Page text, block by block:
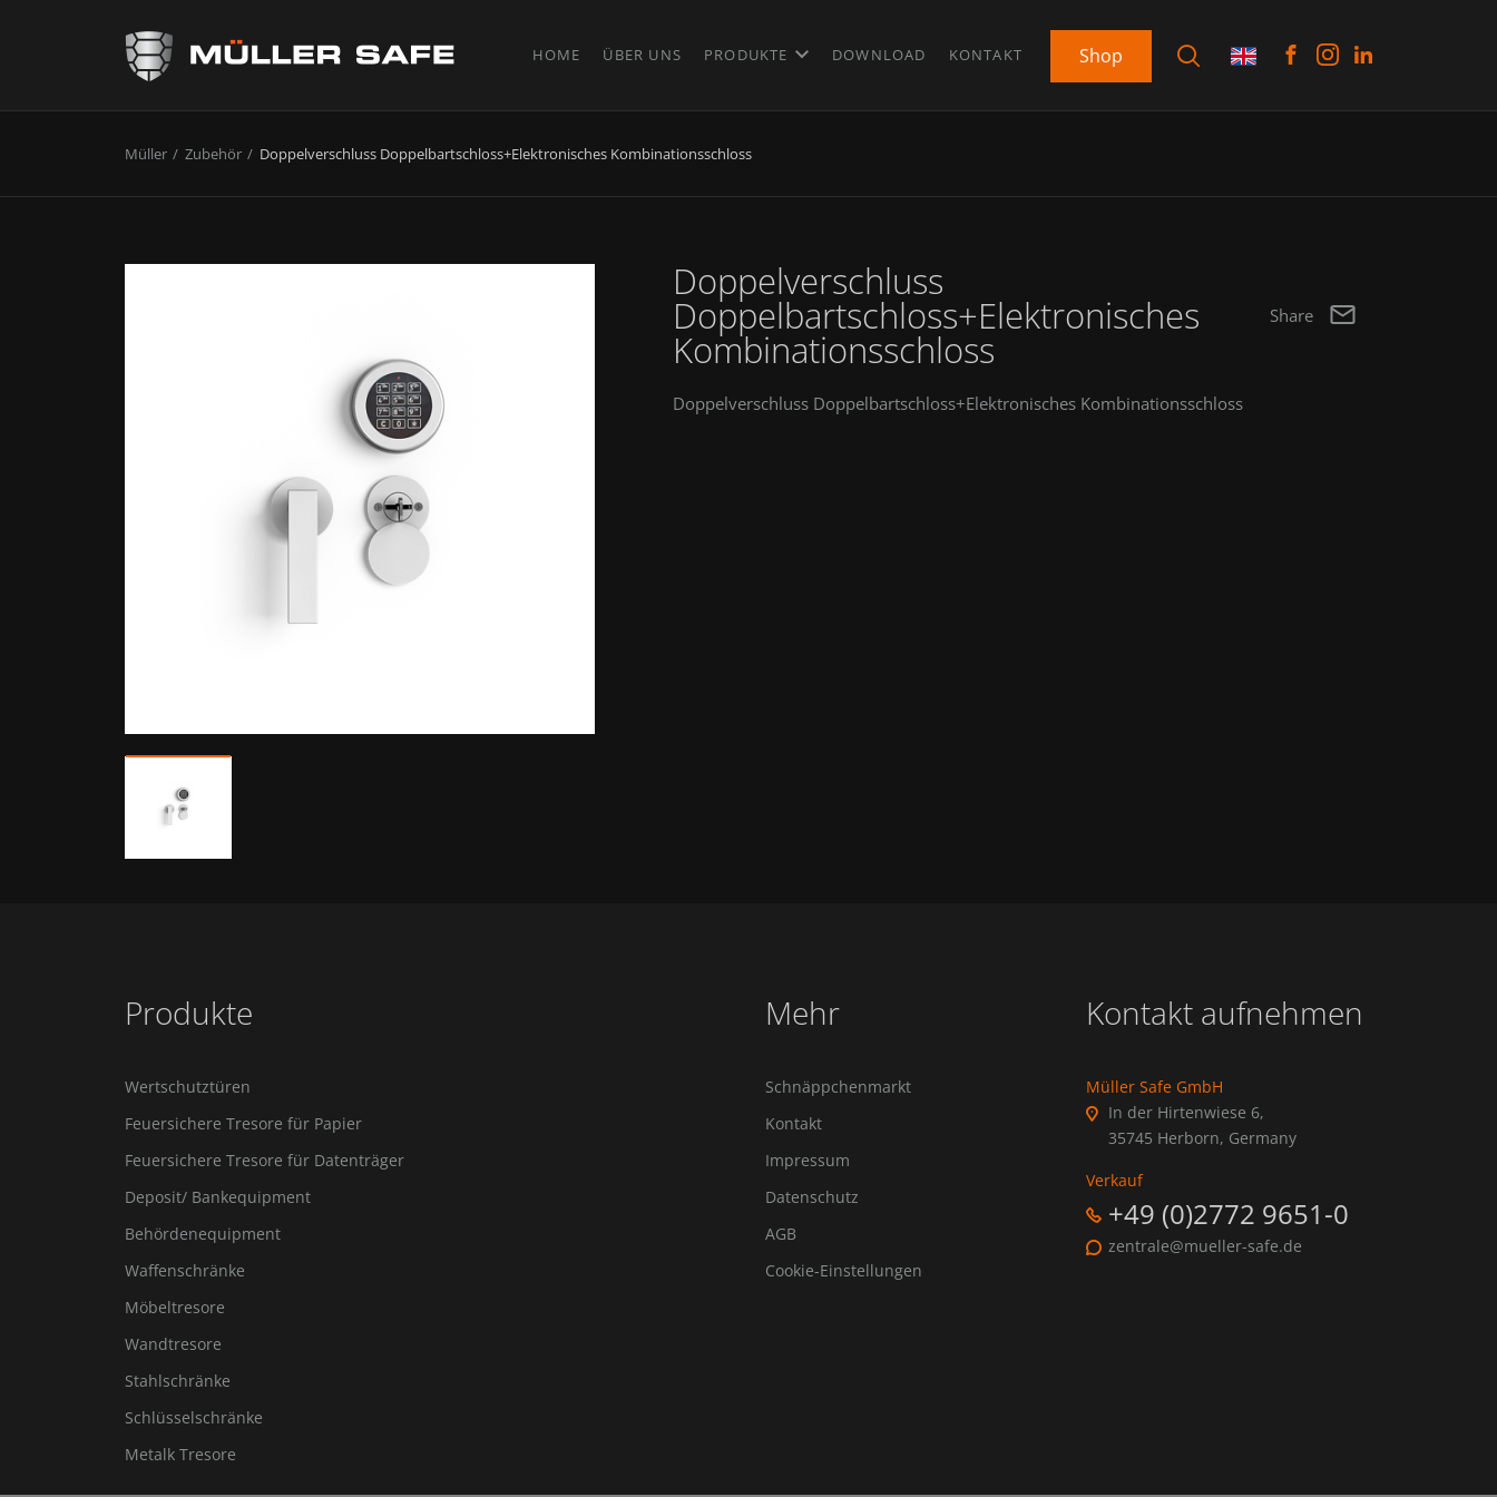
HOME ÜBER UNS PRODUKTE DOWNLOAD KONTAKT Shop
Müller Zubehör Doppelverschluss Doppelbartschloss+Elektronisches Kombinationsschloss
Doppelverschluss
Doppelbartschloss+Elektronisches
Kombinationsschloss
Share
Doppelverschluss Doppelbartschloss+Elektronisches Kombinationsschloss
Produkte
Wertschutztüren
Feuersichere Tresore für Papier
Feuersichere Tresore für Datenträger
Deposit/ Bankequipment
Behördenequipment
Waffenschränke
Möbeltresore
Wandtresore
Stahlschränke
Schlüsselschränke
Metalk Tresore
Mehr
Schnäppchenmarkt
Kontakt
Impressum
Datenschutz
AGB
Cookie-Einstellungen
Kontakt aufnehmen
Müller Safe GmbH
In der Hirtenwiese 6,
35745 Herborn, Germany
Verkauf
+49 (0)2772 9651-0
zentrale@mueller-safe.de